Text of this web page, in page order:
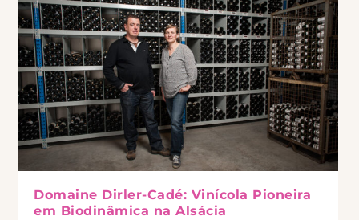
O Riesling da Alsácia
Domaine Dirler-Cadé: Vinícola Pioneira
em Biodinâmica na Alsácia